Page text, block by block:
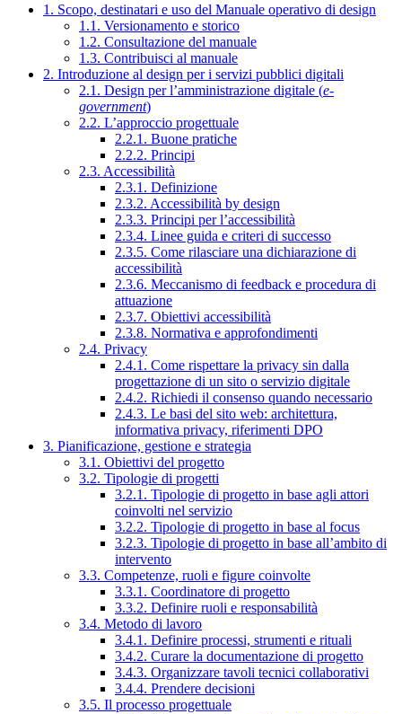
1. Scopo, destinatari e uso del Manuale operativo di design
1.1. Versionamento e storico
1.2. Consultazione del manuale
1.3. Contribuisci al manuale
2. Introduzione al design per i servizi pubblici digitali
2.1. Design per l’amministrazione digitale (e-
government)
2.2. L’approccio progettuale
2.2.1. Buone pratiche
2.2.2. Principi
2.3. Accessibilità
2.3.1. Definizione
2.3.2. Accessibilità by design
2.3.3. Principi per l’accessibilità
2.3.4. Linee guida e criteri di successo
2.3.5. Come rilasciare una dichiarazione di
accessibilità
2.3.6. Meccanismo di feedback e procedura di
attuazione
2.3.7. Obiettivi accessibilità
2.3.8. Normativa e approfondimenti
2.4. Privacy
2.4.1. Come rispettare la privacy sin dalla
progettazione di un sito o servizio digitale
2.4.2. Richiedi il consenso quando necessario
2.4.3. Le basi del sito web: architettura,
informativa privacy, riferimenti DPO
3. Pianificazione, gestione e strategia
3.1. Obiettivi del progetto
3.2. Tipologie di progetti
3.2.1. Tipologie di progetto in base agli attori
coinvolti nel servizio
3.2.2. Tipologie di progetto in base al focus
3.2.3. Tipologie di progetto in base all’ambito di
intervento
3.3. Competenze, ruoli e figure coinvolte
3.3.1. Coordinatore di progetto
3.3.2. Definire ruoli e responsabilità
3.4. Metodo di lavoro
3.4.1. Definire processi, strumenti e rituali
3.4.2. Curare la documentazione di progetto
3.4.3. Organizzare tavoli tecnici collaborativi
3.4.4. Prendere decisioni
3.5. Il processo progettuale